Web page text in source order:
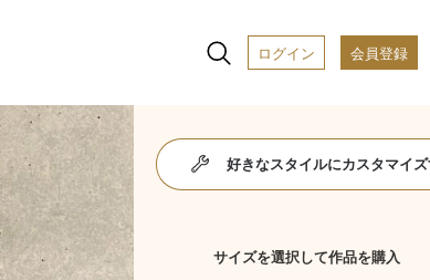
ログイン 会員登録
好きなスタイルにカスタマイ
サイズを選択して作品を購入